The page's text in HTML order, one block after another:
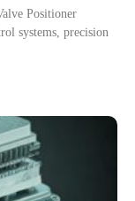
Positioner
systems, precision